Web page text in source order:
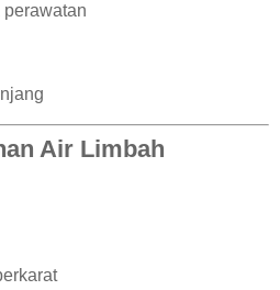
Air Limbah